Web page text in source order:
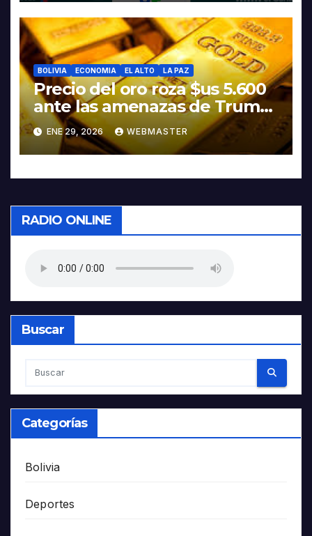
BOLIVIA ECONOMIA EL ALTO LA PAZ
Precio del oro roza $us 5.600
ante las amenazas de Trump
contra Irán
ENE 29, 2026 WEBMASTER
RADIO ONLINE
Buscar
Categorías
Bolivia
Deportes